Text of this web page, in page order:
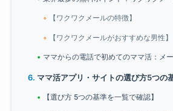
【ワクワクメールの特徴】
【ワクワクメールがおすすめな男性】
ママからの電話で初めてのママ活：メ
ママ活アプリ・サイトの選び方5つの
【選び方 5つの基準を一覧で確認】